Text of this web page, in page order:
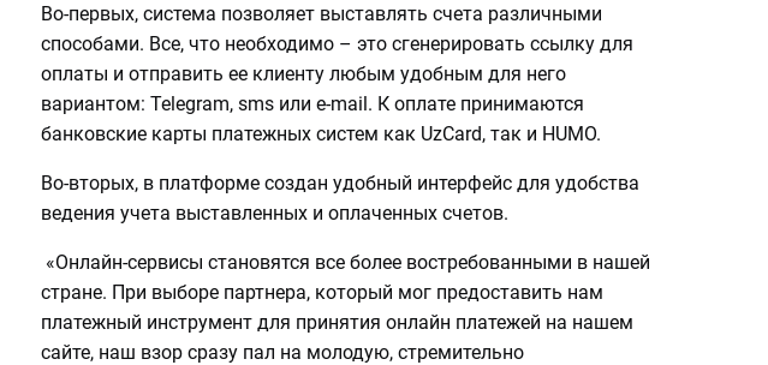
Во-первых, система позволяет выставлять счета различными
способами. Все, что необходимо – это сгенерировать ссылку для
оплаты и отправить ее клиенту любым удобным для него
вариантом: Telegram, sms или e-mail. К оплате принимаются
банковские карты платежных систем как UzCard, так и HUMO.
Во-вторых, в платформе создан удобный интерфейс для удобства
ведения учета выставленных и оплаченных счетов.
«Онлайн-сервисы становятся все более востребованными в нашей
стране. При выборе партнера, который мог предоставить нам
платежный инструмент для принятия онлайн платежей на нашем
сайте, наш взор сразу пал на молодую, стремительно